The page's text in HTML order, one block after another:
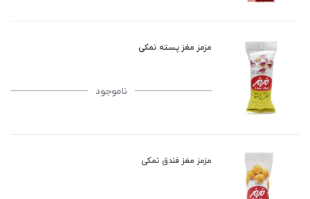
مزمز مغز پسته نمکی
ناموجود
مزمز مغز فندق نمکی